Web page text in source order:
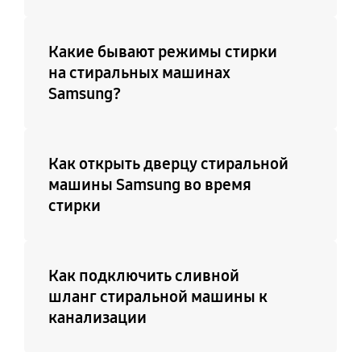
Какие бывают режимы стирки
на стиральных машинах
Samsung?
Как открыть дверцу стиральной
машины Samsung во время
стирки
Как подключить сливной
шланг стиральной машины к
канализации